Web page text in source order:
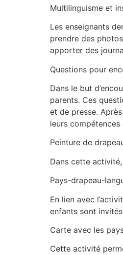
Multilinguisme et
Les enseignants
prendre des
apporter des
Questions pour
Dans le but
parents. Ces
et de presse.
leurs
Peinture de
Dans cette
Pays-drapeau-
En lien avec
enfants sont
Carte avec les
Cette activité